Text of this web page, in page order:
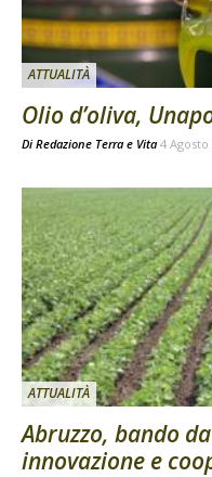
ATTUALITÀ
Olio d’oliva,
Di Redazione Terra e Vita 4 Agosto
ATTUALITÀ
Abruzzo, bando
innovazione e